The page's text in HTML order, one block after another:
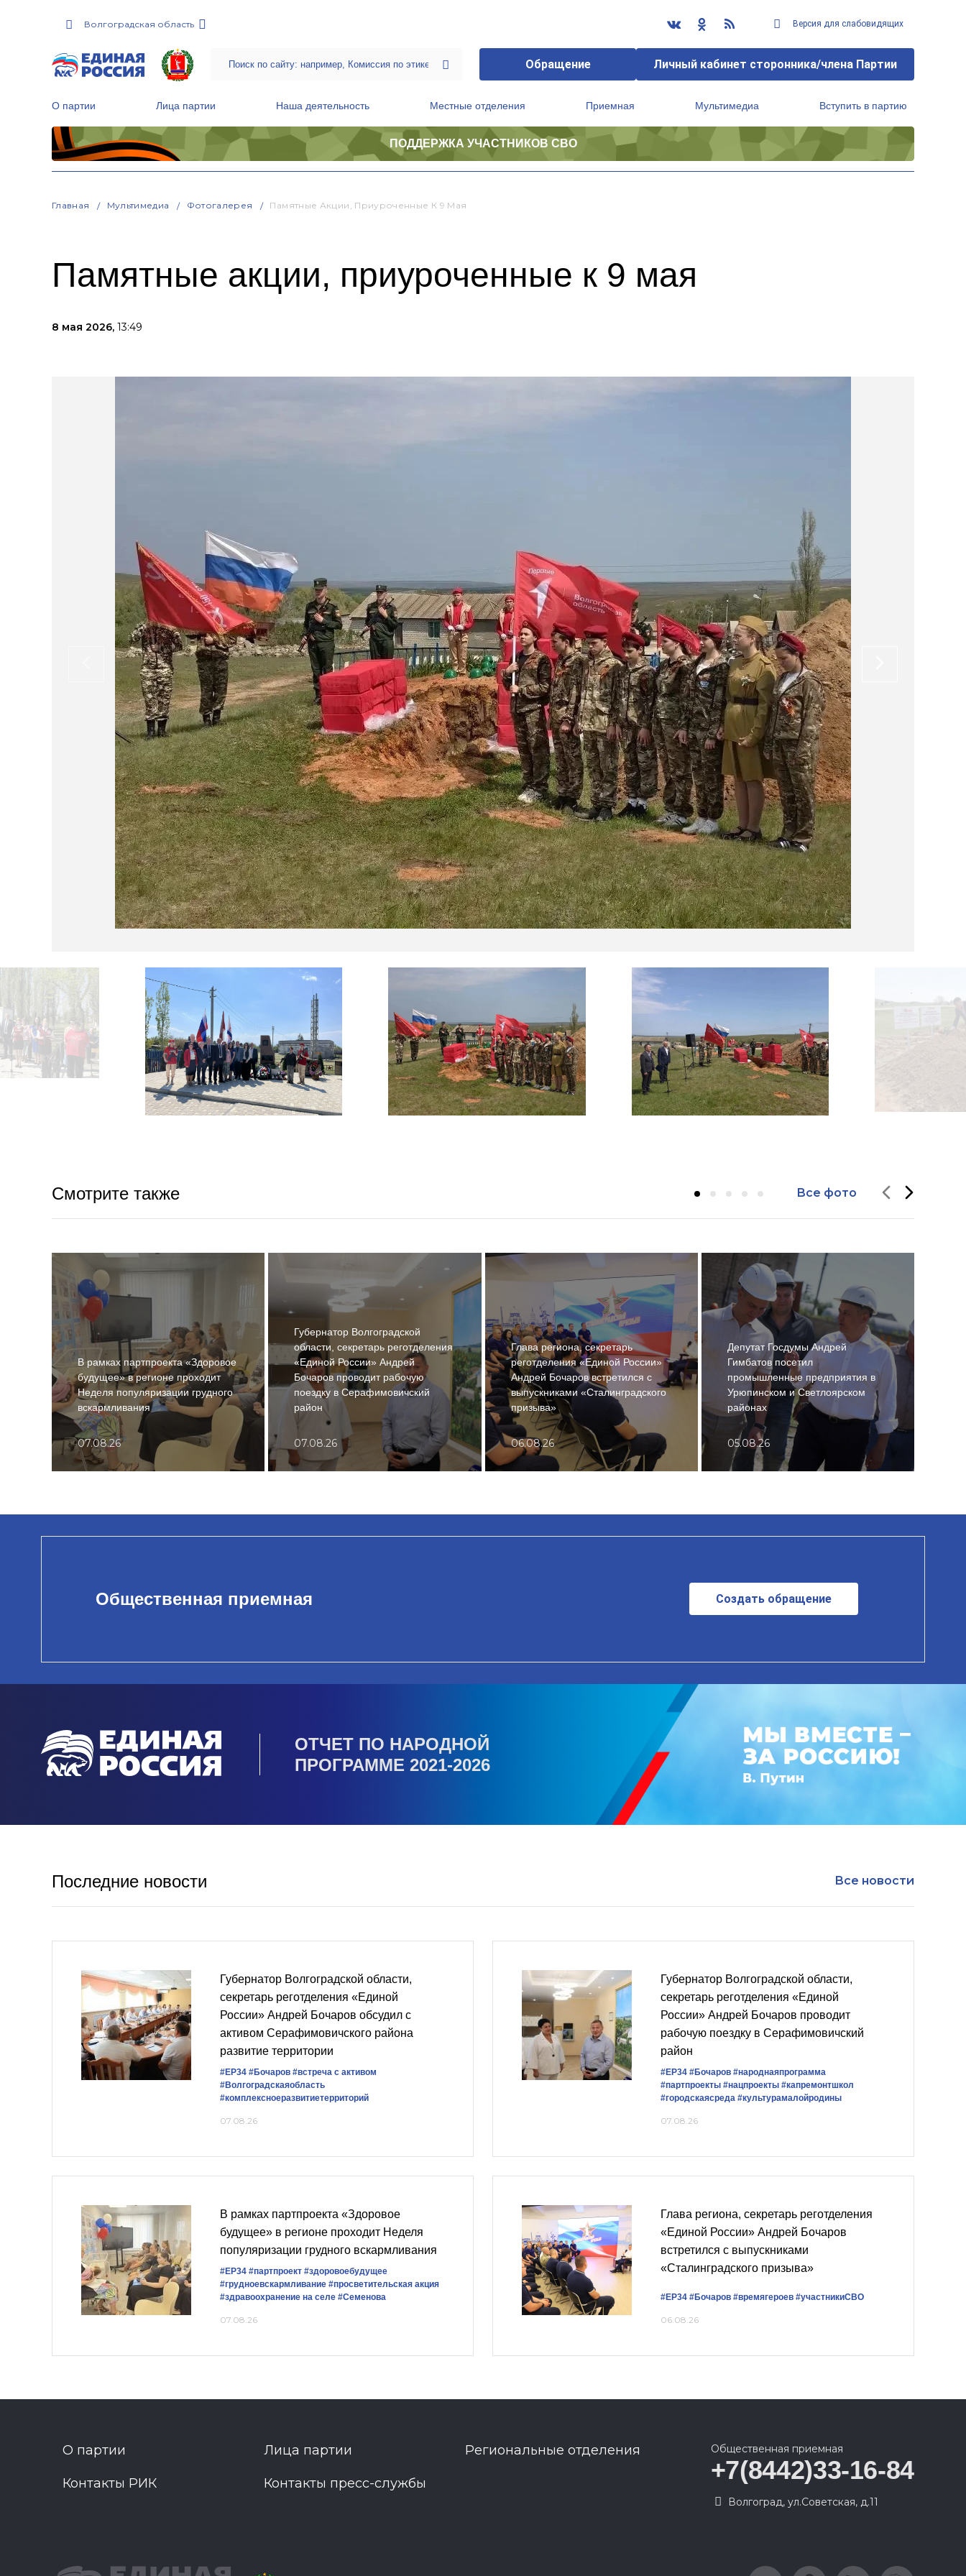
Волгоградская область Версия для слабовидящих
Обращение Личный кабинет сторонника/члена Партии
О партии Лица партии Наша деятельность Местные отделения Приемная Мультимедиа Вступить в партию
ПОДДЕРЖКА УЧАСТНИКОВ СВО
Главная Мультимедиа Фотогалерея Памятные Акции, Приуроченные К 9 Мая
Памятные акции, приуроченные к 9 мая
8 мая 2026, 13:49
Смотрите также Все фото
В рамках партпроекта «Здоровое
будущее» в регионе проходит
Неделя популяризации грудного
вскармливания
07.08.26
Губернатор Волгоградской
области, секретарь реготделения
«Единой России» Андрей
Бочаров проводит рабочую
поездку в Серафимовичский
район
07.08.26
Глава региона, секретарь
реготделения «Единой России»
Андрей Бочаров встретился с
выпускниками «Сталинградского
призыва»
06.08.26
Депутат Госдумы Андрей
Гимбатов посетил
промышленные предприятия в
Урюпинском и Светлоярском
районах
05.08.26
Общественная приемная Создать обращение
ОТЧЕТ ПО НАРОДНОЙ
ПРОГРАММЕ 2021-2026
Последние новости Все новости
Губернатор Волгоградской области,
секретарь реготделения «Единой
России» Андрей Бочаров обсудил с
активом Серафимовичского района
развитие территории
#ЕР34 #Бочаров #встреча с активом
#Волгоградскаяобласть
#комплексноеразвитиетерриторий
07.08.26
Губернатор Волгоградской области,
секретарь реготделения «Единой
России» Андрей Бочаров проводит
рабочую поездку в Серафимовичский
район
#ЕР34 #Бочаров #народнаяпрограмма
#партпроекты #нацпроекты #капремонтшкол
#городскаясреда #культурамалойродины
07.08.26
В рамках партпроекта «Здоровое
будущее» в регионе проходит Неделя
популяризации грудного вскармливания
#ЕР34 #партпроект #здоровоебудущее
#грудноевскармливание #просветительская акция
#здравоохранение на селе #Семенова
07.08.26
Глава региона, секретарь реготделения
«Единой России» Андрей Бочаров
встретился с выпускниками
«Сталинградского призыва»
#ЕР34 #Бочаров #времягероев #участникиСВО
06.08.26
О партии Лица партии Региональные отделения
Контакты РИК Контакты пресс-службы
Общественная приемная
+7(8442)33-16-84
Волгоград, ул.Советская, д.11